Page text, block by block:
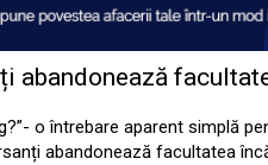
abandonează
o întrebare aparent simplă
abandonează facultatea